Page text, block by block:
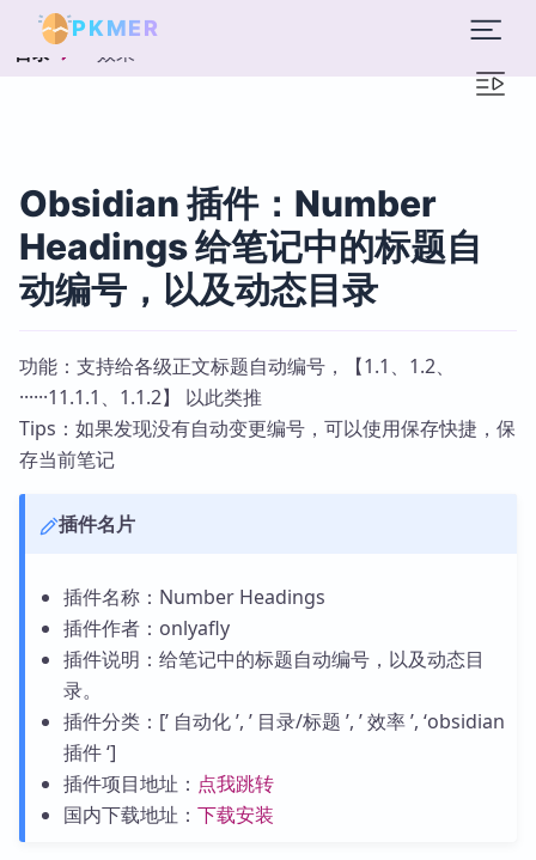
PKMER
目录 效果
Obsidian 插件：Number
Headings 给笔记中的标题自
动编号，以及动态目录
功能：支持给各级正文标题自动编号，【1.1、1.2、
······11.1.1、1.1.2】 以此类推
Tips：如果发现没有自动变更编号，可以使用保存快捷，保
存当前笔记
插件名片
插件名称：Number Headings
插件作者：onlyafly
插件说明：给笔记中的标题自动编号，以及动态目
录。
插件分类：[’ 自动化 ’, ’ 目录/标题 ’, ’ 效率 ’, ‘obsidian
插件 ‘]
插件项目地址： 点我跳转
国内下载地址： 下载安装